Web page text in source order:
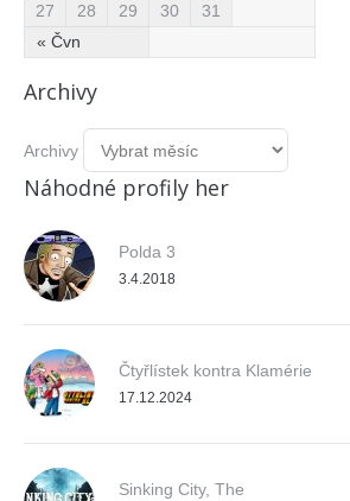
« Čvn
27
28 29 30 31
Archivy
Archivy
Náhodné profily her
Polda 3
3.4.2018
Čtyřlístek kontra Klamérie
17.12.2024
Sinking City, The